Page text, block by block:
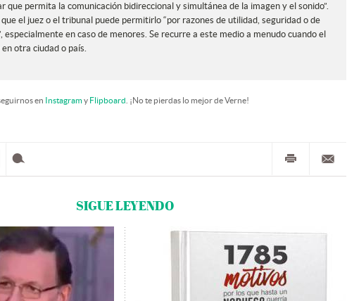
que permita la comunicación bidireccional y simultánea de la imagen y el sonido”.
el juez o el tribunal puede permitirlo “por razones de utilidad, seguridad o de
especialmente en caso de menores. Se recurre a este medio a menudo cuando el
otra ciudad o país.
en Instagramy Flipboard . ¡No te pierdas lo mejor de Verne!
SIGUE LEYENDO